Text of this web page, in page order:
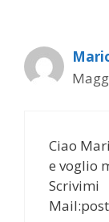
Ciao
e voglio
Scrivimi